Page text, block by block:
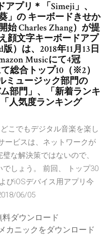
プリ＊「Simeji」、
」の キーボードきせか
始 Charles Zhang）が提
顔文字キーボードアプ
）は、2018年11月13日
Musicにて4冠
総合トップ10（※2）
ミュージック部門の
部門」、「新着ランキ
人気度ランキング
こでもデジタル音楽を楽し
ービスは、ネットワークが
な解決策ではないので、
しょう。 前回、 トップ30
びiOSデバイス用アプリ今
06/05
ダウンロード
カニックをダウンロード